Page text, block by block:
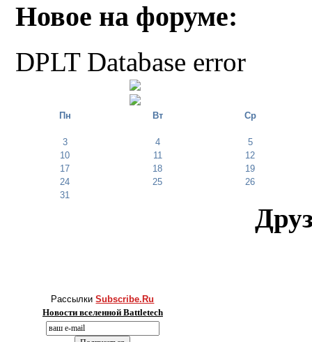
Новое на форуме:
DPLT Database error
Пн Вт Ср
3 4
5
10
11
12
17
18
19
24
25
26
31
РассылкиSubscribe.Ru
Новости вселенной Battletech